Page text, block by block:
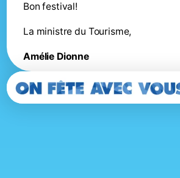
Bon festival!
La ministre du Tourisme,
Amélie Dionne